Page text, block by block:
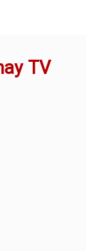
TV